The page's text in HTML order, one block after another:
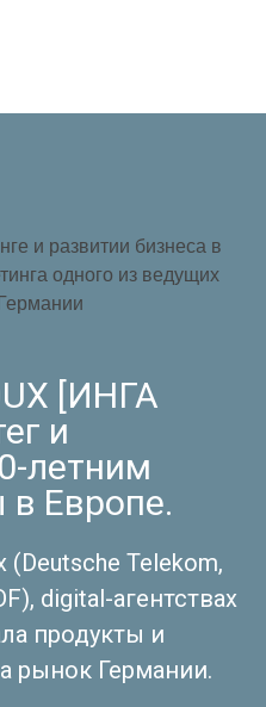
[ИНГА
и
летним
Европе.
(Deutsche Telekom,
digital-агентствах
продукты и
рынок Германии.